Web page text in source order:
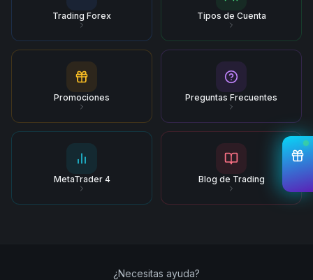
Trading Forex Tipos de Cuenta
Promociones Preguntas Frecuentes
MetaTrader 4 Blog de Trading
¿Necesitas ayuda?